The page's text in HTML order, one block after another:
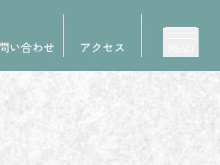
い合わせ アクセス